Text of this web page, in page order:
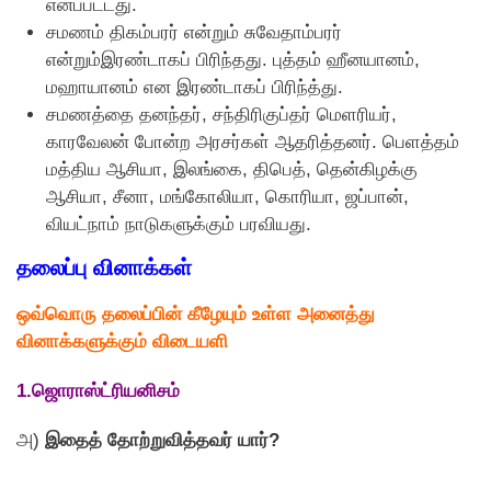
எனப்பட்டது.
சமணம் திகம்பரர் என்றும் சுவேதாம்பரர்
என்றும்இரண்டாகப் பிரிந்தது. புத்தம் ஹீனயானம்,
மஹாயானம் என இரண்டாகப் பிரிந்த்து.
சமணத்தை தனந்தர், சந்திரிகுப்தர் மெளரியர்,
காரவேலன் போன்ற அரசர்கள் ஆதரித்தனர். பெளத்தம்
மத்திய ஆசியா, இலங்கை, திபெத், தென்கிழக்கு
ஆசியா, சீனா, மங்கோலியா, கொரியா, ஜப்பான்,
வியட்நாம் நாடுகளுக்கும் பரவியது.
தலைப்பு வினாக்கள்
ஒவ்வொரு தலைப்பின் கீழேயும் உள்ள அனைத்து
வினாக்களுக்கும் விடையளி
1.ஜொராஸ்ட்ரியனிசம்
அ) இதைத் தோற்றுவித்தவர் யார்?